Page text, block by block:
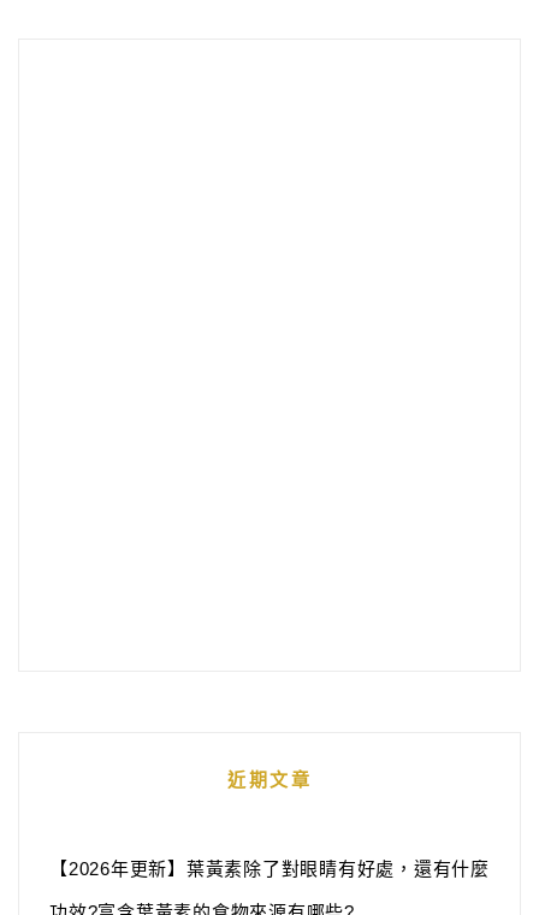
近期文章
【2026年更新】葉黃素除了對眼睛有好處，還有什麼